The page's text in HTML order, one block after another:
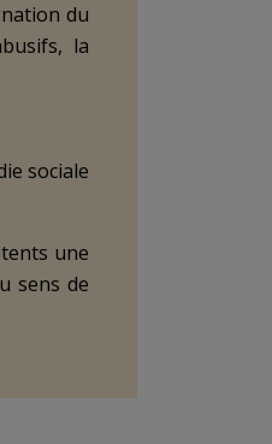
du
la
sociale
une
sens de